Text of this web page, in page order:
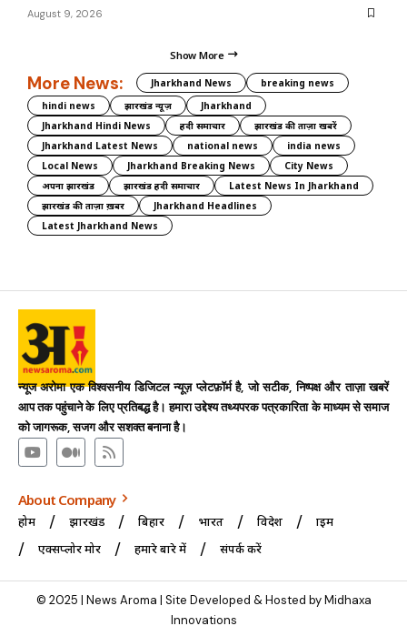
August 9, 2026
Show More
More News: Jharkhand News
breaking news
hindi news
झारखंड न्यूज़
Jharkhand
Jharkhand Hindi News
हिंदी समाचार
झारखंड की ताज़ा खबरें
Jharkhand Latest News
national news
india news
Local News
Jharkhand Breaking News
City News
अपना झारखंड
झारखंड हिंदी समाचार
Latest News In Jharkhand
झारखंड की ताज़ा ख़बर
Jharkhand Headlines
Latest Jharkhand News
न्यूज अरोमा एक विश्वसनीय डिजिटल न्यूज़ प्लेटफ़ॉर्म है, जो सटीक, निष्पक्ष और ताज़ा खबरें
आप तक पहुंचाने के लिए प्रतिबद्ध है। हमारा उद्देश्य तथ्यपरक पत्रकारिता के माध्यम से समाज
को जागरूक, सजग और सशक्त बनाना है।
About Company
होम झारखंड बिहार भारत विदेश
क्राइम
एक्सप्लोर मोर
हमारे बारे में संपर्क करें
© 2025 | News Aroma | Site Developed & Hosted by Midhaxa
Innovations